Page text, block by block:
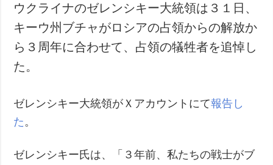
特集
インタビュー
写真
購読
フォトバンク
ウクライナのゼレンシキー大統領は３１日、
キーウ州ブチャがロシアの占領からの解放か
ら３周年に合わせて、占領の犠牲者を追悼し
た。
ゼレンシキー大統領がＸアカウントにて報告し
た 。
ゼレンシキー氏は、「３年前、私たちの戦士がブ